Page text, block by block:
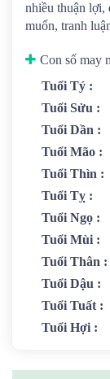
nhiều thuận lợi,
muốn, tranh
Con số may
Tuổi Tý :
Tuổi Sửu :
Tuổi Dần :
Tuổi Mão :
Tuổi Thìn :
Tuổi Tỵ :
Tuổi Ngọ :
Tuổi Mùi :
Tuổi Thân :
Tuổi Dậu :
Tuổi Tuất :
Tuổi Hợi :